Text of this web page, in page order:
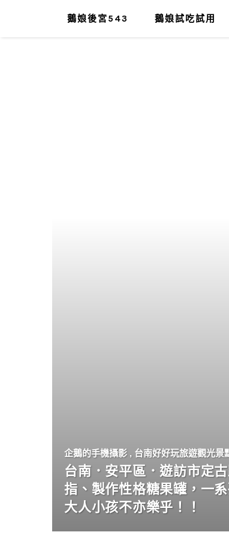
鵝娘後宮543 鵝娘試吃試用
企鵝的手機攝影 , 台南好好玩旅遊觀光景
台南．安平區．遊訪市定
指、製作性格糖果罐，一
大人小孩不亦樂乎！！